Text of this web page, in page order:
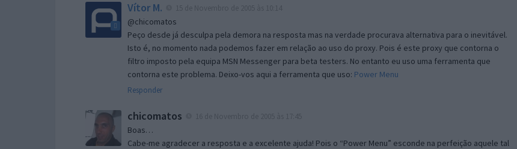
Vítor M.
@chicomatos
Peço desde já desculpa pela demora na resposta mas na verdade procurava alternativa para o inevitável.
Isto é, no momento nada podemos fazer em relação ao uso do proxy. Pois é este proxy que contorna o
filtro imposto pela equipa MSN Messenger para beta testers. No entanto eu uso uma ferramenta que
contorna este problema. Deixo-vos aqui a ferramenta que uso: Power Menu
Responder
chicomatos
Boas…
Cabe-me agradecer a resposta e a excelente ajuda! Pois o “Power Menu” esconde na perfeição aquele tal